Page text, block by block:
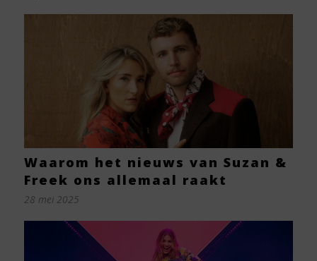
Waarom het nieuws van Suzan &
Freek ons allemaal raakt
28 mei 2025